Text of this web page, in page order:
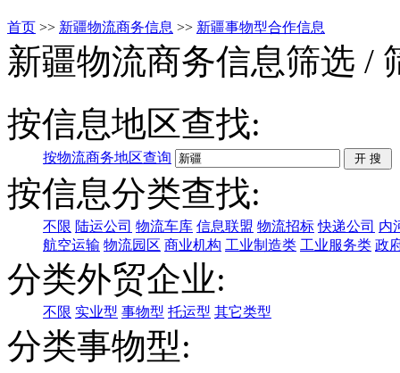
首页 >> 新疆物流商务信息 >> 新疆事物型合作信息
新疆物流商务信息筛选 /
按信息地区查找:
按物流商务地区查询
按信息分类查找:
不限 陆运公司 物流车库 信息联盟 物流招标 快递公司 内
航空运输 物流园区 商业机构 工业制造类 工业服务类 政
分类外贸企业:
不限 实业型 事物型 托运型 其它类型
分类事物型: